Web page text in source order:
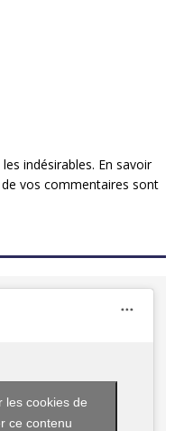
indésirables. En savoir
vos commentaires sont
les cookies de
ce contenu